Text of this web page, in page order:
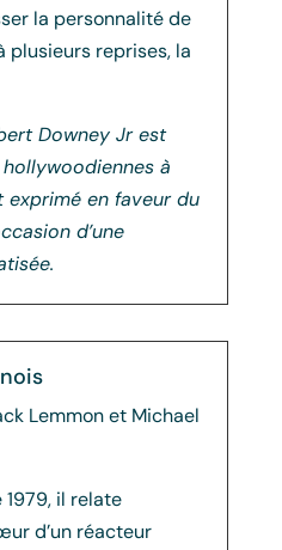
la personnalité de
plusieurs reprises, la
Downey Jr est
à
exprimé en faveur du
d’une
Lemmon et Michael
il relate
d’un réacteur